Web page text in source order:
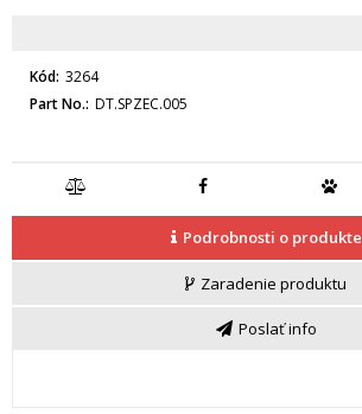
Kód 3264
Part No. DT.SPZEC.005
Podrobnosti o produkte
Zaradenie produktu
Poslať info